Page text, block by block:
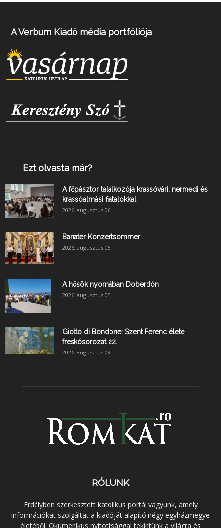
A Verbum Kiadó média portfóliója
Ezt olvasta már?
A főpásztor találkozója krassóvári, nermedi és
krassóalmási fiatalokkal
2026. augusztus 06.
Banater Konzertsommer
2026. augusztus 05.
A hősök nyomában Doberdón
2026. augusztus 05.
Giotto di Bondone: Szent Ferenc élete
freskósorozat 22.
2026. augusztus 09.
RÓLUNK
Erdélyben szerkesztett katolikus portál vagyunk, amely
információkat szolgáltat a kiadóját alapító négy egyházmegye
életéből. Ökumenikus nyitottsággal tekintünk a világra és